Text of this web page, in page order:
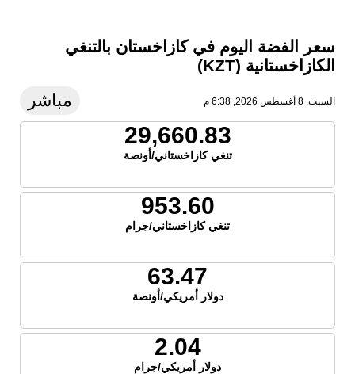
سعر الفضة اليوم في كازاخستان بالتنغي
الكازاخستانية (KZT)
السبت, 8 أغسطس 2026, 6:38 م مباشر
29,660.83
تنغي كازاخستاني/أونصة
953.60
تنغي كازاخستاني/جرام
63.47
دولار أمريكي/أونصة
2.04
دولار أمريكي/جرام